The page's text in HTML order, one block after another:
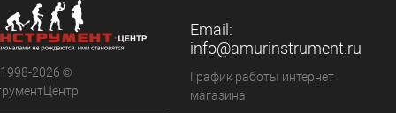
В наличии
2026 ©
Email:
info@amurinstrument.ru
График работы интернет
магазина